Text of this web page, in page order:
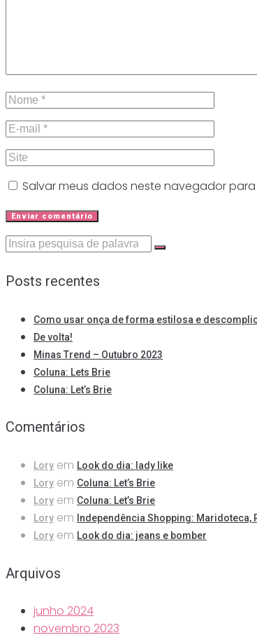
Salvar meus dados neste navegador
Procurar:
Posts recentes
Como usar onça de forma estilosa e
De volta!
Minas Trend – Outubro 2023
Coluna: Lets Brie
Coluna: Let’s Brie
Comentários
Lory em Look do dia: lady like
Lory em Coluna: Let’s Brie
Lory em Coluna: Let’s Brie
Lory em
Independência Shopping: Maridoteca,
Lory em Look do dia: jeans e bomber
Arquivos
junho 2024
novembro 2023